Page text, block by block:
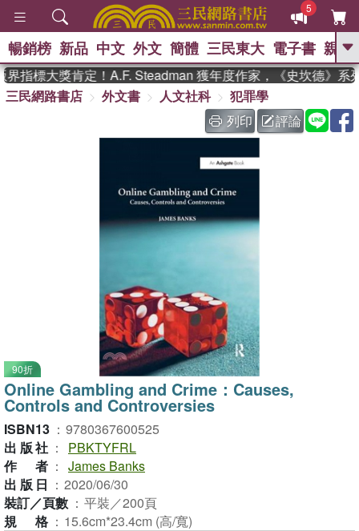
5
GO
熱搜： 東野圭吾 、 The Odyssey
、 如果歷史是一群喵 、 暑期
國際布克獎 臺灣漫遊錄 、 方
孩：黎曼猜想 、 偉大的迷走神經
暢銷榜 新品 中文 外文 簡體 三民東大 電子書 親子
指標大獎肯定！A.F. Steadman 獲年度作家，《史坎德》系列
三民網路書店
外文書 人文社科
犯罪學
列印
評論
90折
Online Gambling and Crime：Causes,
Controls and Controversies
ISBN13 ： 9780367600525
出版社 ：
PBKTYFRL
作者 ： James Banks
出版日 ： 2020/06/30
裝訂／頁數 ： 平裝／200頁
規格 ： 15.6cm*23.4cm (高/寬)